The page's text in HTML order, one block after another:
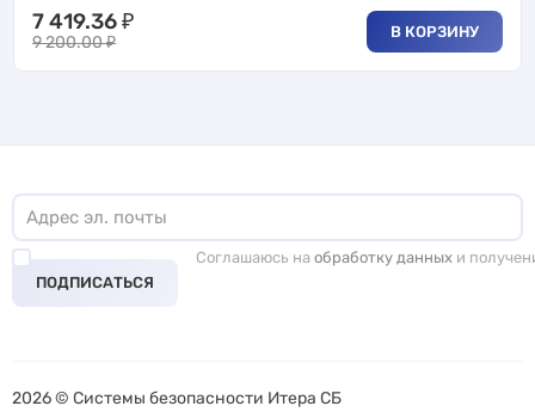
7 419.36₽
9 200.00₽
В КОРЗИНУ
ПОДПИСАТЬСЯ
Соглашаюсь на обработку данных и
2026 © Системы безопасности Итера СБ